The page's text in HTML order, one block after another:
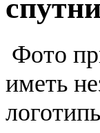
Фото
иметь